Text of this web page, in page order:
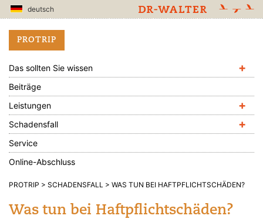
deutsch
PROTRIP
Das sollten Sie wissen +
Beiträge
Leistungen
+
Schadensfall +
Service
Online-Abschluss
PROTRIP SCHADENSFALL WAS TUN BEI HAFTPFLICHTSCHÄDEN?
Was tun bei Haftpflichtschäden?